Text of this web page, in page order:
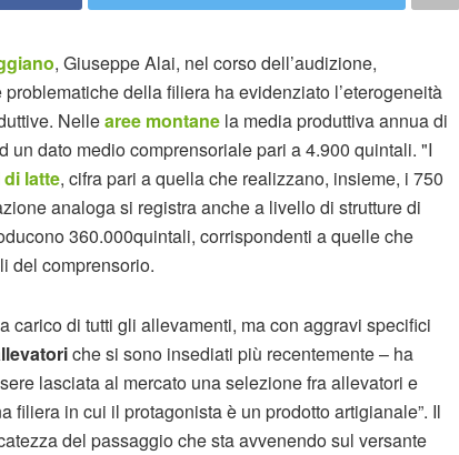
, Giuseppe Alai, nel corso dell’audizione,
problematiche della filiera ha evidenziato l’eterogeneità
Nellearee montane la media produttiva annua di
dato medio comprensoriale pari a 4.900 quintali. "I
latte, cifra pari a quella che realizzano, insieme, i 750
analoga si registra anche a livello di strutture di
360.000quintali, corrispondenti a quelle che
del comprensorio.
carico di tutti gli allevamenti, ma con aggravi specifici
che si sono insediati più recentemente – ha
lasciata al mercato una selezione fra allevatori e
filiera in cui il protagonista è un prodotto artigianale”. Il
del passaggio che sta avvenendo sul versante